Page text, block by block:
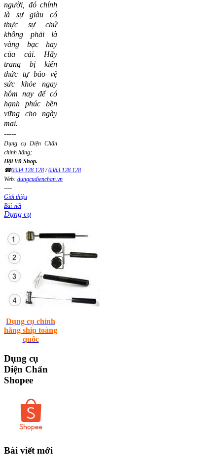
người, đó chính
là sự giàu có
thực sự chứ
không phải là
vàng bạc hay
của cải. Hãy
trang bị kiến
thức tự bảo vệ
sức khỏe ngay
hôm nay để có
hạnh phúc bền
vững cho ngày
mai.
-----
Dụng cụ Diện Chẩn
chính hãng;
Hội Vũ Shop.
☎0934.128.128/0383.128.128
Web: dungcudienchan.vn
----
Giới thiệu
Bài viết
Dụng cụ
Dụng cụ chính
hãng ship toàng
quốc
Dụng cụ
Diện Chẩn
Shopee
Bài viết mới